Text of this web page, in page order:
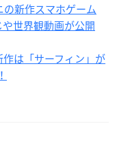
新作スマホゲーム
世界観動画が公開
作は「サーフィン」が